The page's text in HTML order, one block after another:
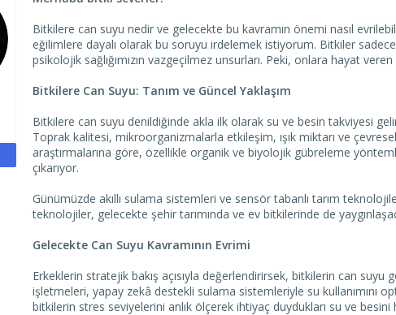
Bitkilere can suyu nedir ve gelecekte bu kavramın önemi nasıl
eğilimlere dayalı olarak bu soruyu irdelemek istiyorum. Bitkiler sadece
psikolojik sağlığımızın vazgeçilmez unsurları. Peki, onlara hayat
Bitkilere Can Suyu: Tanım ve Güncel Yaklaşım
Bitkilere can suyu denildiğinde akla ilk olarak su ve besin takviyesi
Toprak kalitesi, mikroorganizmalarla etkileşim, ışık miktarı ve
araştırmalarına göre, özellikle organik ve biyolojik gübreleme
çıkarıyor.
Günümüzde akıllı sulama sistemleri ve sensör tabanlı tarım
teknolojiler, gelecekte şehir tarımında ve ev bitkilerinde de
Gelecekte Can Suyu Kavramının Evrimi
Erkeklerin stratejik bakış açısıyla değerlendirirsek, bitkilerin can
işletmeleri, yapay zekâ destekli sulama sistemleriyle su
bitkilerin stres seviyelerini anlık ölçerek ihtiyaç duydukları su ve